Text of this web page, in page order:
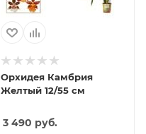
Орхидея Камбрия
Желтый 12/55 см
3 490 руб.